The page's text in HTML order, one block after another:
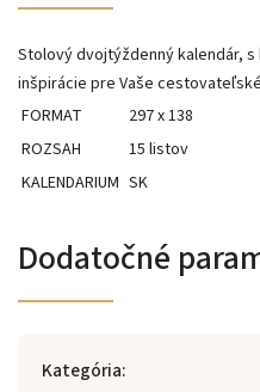
Stolový dvojtýždenný kalendár,
inšpirácie pre Vaše
FORMAT
297 x 138
ROZSAH
15 listov
KALENDARIUM SK
Dodatočné
Kategória: